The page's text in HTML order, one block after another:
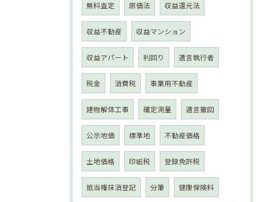
無料査定 原価法 収益還元法
収益不動産 収益マンション
収益アパート 利回り 遺言執行者
税金 消費税 事業用不動産
建物解体工事 確定測量 遺言撤回
公示地価 標準地 不動産価格
土地価格 印紙税 登録免許税
抵当権抹消登記 分筆 健康保険料